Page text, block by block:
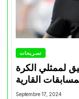
تصريحات
لممثلي الكرة
Septembre 17, 2024